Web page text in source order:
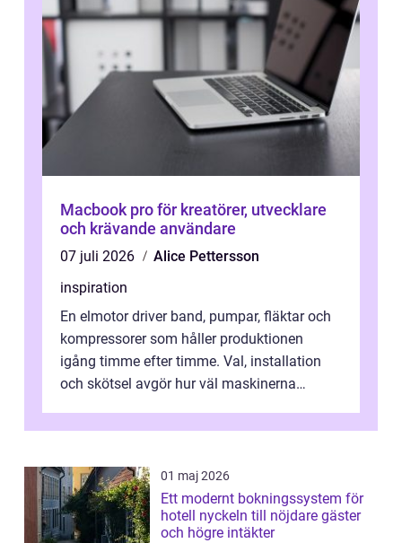
Macbook pro för kreatörer, utvecklare
och krävande användare
07 juli 2026
Alice Pettersson
inspiration
En elmotor driver band, pumpar, fläktar och
kompressorer som håller produktionen
igång timme efter timme. Val, installation
och skötsel avgör hur väl maskinerna
01 maj 2026
Ett modernt bokningssystem för
hotell nyckeln till nöjdare gäster
och högre intäkter